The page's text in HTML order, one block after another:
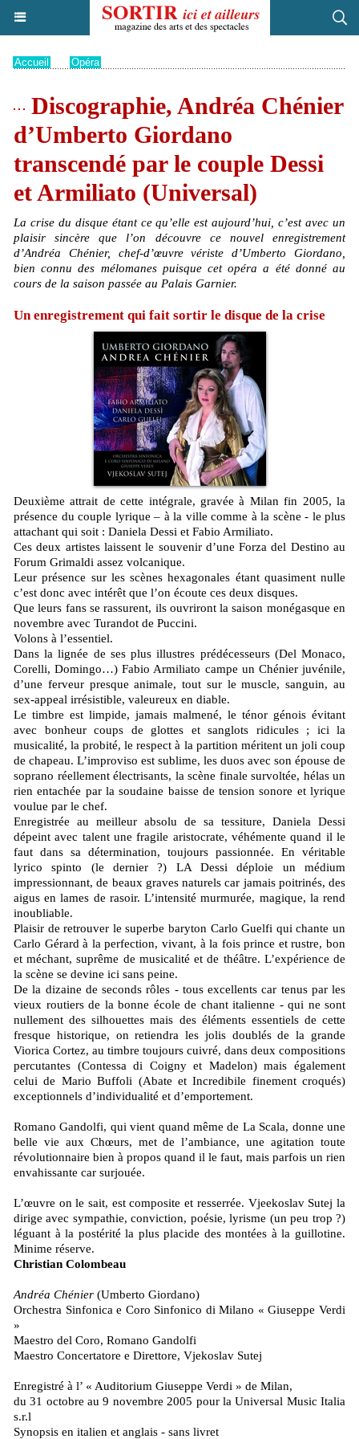
Accueil Opéra
Discographie, Andréa Chénier
d’Umberto Giordano
transcendé par le couple Dessi
et Armiliato (Universal)
La crise du disque étant ce qu’elle est aujourd’hui, c’est avec un
plaisir sincère que l’on découvre ce nouvel enregistrement
d’Andréa Chénier, chef-d’œuvre vériste d’Umberto Giordano,
bien connu des mélomanes puisque cet opéra a été donné au
cours de la saison passée au Palais Garnier.
Un enregistrement qui fait sortir le disque de la crise
Deuxième attrait de cette intégrale, gravée à Milan fin 2005, la
présence du couple lyrique – à la ville comme à la scène - le plus
attachant qui soit : Daniela Dessi et Fabio Armiliato.
Ces deux artistes laissent le souvenir d’une Forza del Destino au
Forum Grimaldi assez volcanique.
Leur présence sur les scènes hexagonales étant quasiment nulle
c’est donc avec intérêt que l’on écoute ces deux disques.
Que leurs fans se rassurent, ils ouvriront la saison monégasque en
novembre avec Turandot de Puccini.
Volons à l’essentiel.
Dans la lignée de ses plus illustres prédécesseurs (Del Monaco,
Corelli, Domingo…) Fabio Armiliato campe un Chénier juvénile,
d’une ferveur presque animale, tout sur le muscle, sanguin, au
sex-appeal irrésistible, valeureux en diable.
Le timbre est limpide, jamais malmené, le ténor génois évitant
avec bonheur coups de glottes et sanglots ridicules ; ici la
musicalité, la probité, le respect à la partition méritent un joli coup
de chapeau. L’improviso est sublime, les duos avec son épouse de
soprano réellement électrisants, la scène finale survoltée, hélas un
rien entachée par la soudaine baisse de tension sonore et lyrique
voulue par le chef.
Enregistrée au meilleur absolu de sa tessiture, Daniela Dessi
dépeint avec talent une fragile aristocrate, véhémente quand il le
faut dans sa détermination, toujours passionnée. En véritable
lyrico spinto (le dernier ?) LA Dessi déploie un médium
impressionnant, de beaux graves naturels car jamais poitrinés, des
aigus en lames de rasoir. L’intensité murmurée, magique, la rend
inoubliable.
Plaisir de retrouver le superbe baryton Carlo Guelfi qui chante un
Carlo Gérard à la perfection, vivant, à la fois prince et rustre, bon
et méchant, suprême de musicalité et de théâtre. L’expérience de
la scène se devine ici sans peine.
De la dizaine de seconds rôles - tous excellents car tenus par les
vieux routiers de la bonne école de chant italienne - qui ne sont
nullement des silhouettes mais des éléments essentiels de cette
fresque historique, on retiendra les jolis doublés de la grande
Viorica Cortez, au timbre toujours cuivré, dans deux compositions
percutantes (Contessa di Coigny et Madelon) mais également
celui de Mario Buffoli (Abate et Incredibile finement croqués)
exceptionnels d’individualité et d’emportement.
Romano Gandolfi, qui vient quand même de La Scala, donne une
belle vie aux Chœurs, met de l’ambiance, une agitation toute
révolutionnaire bien à propos quand il le faut, mais parfois un rien
envahissante car surjouée.
L’œuvre on le sait, est composite et resserrée. Vjeekoslav Sutej la
dirige avec sympathie, conviction, poésie, lyrisme (un peu trop ?)
léguant à la postérité la plus placide des montées à la guillotine.
Minime réserve.
Christian Colombeau
Andréa Chénier (Umberto Giordano)
Orchestra Sinfonica e Coro Sinfonico di Milano « Giuseppe Verdi
»
Maestro del Coro, Romano Gandolfi
Maestro Concertatore e Direttore, Vjekoslav Sutej
Enregistré à l’ « Auditorium Giuseppe Verdi » de Milan,
du 31 octobre au 9 novembre 2005 pour la Universal Music Italia
s.r.l
Synopsis en italien et anglais - sans livret